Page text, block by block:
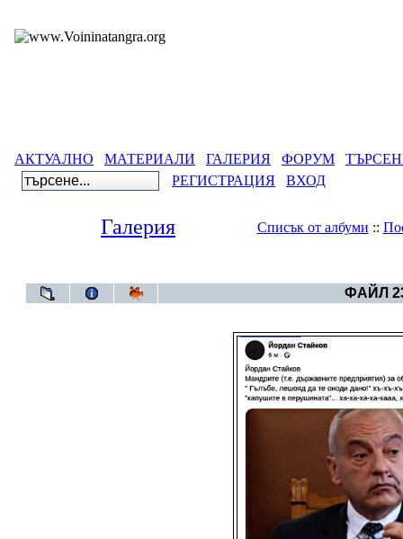
АКТУАЛНО МАТЕРИАЛИ ГАЛЕРИЯ ФОРУМ
РЕГИСТРАЦИЯ
ВХОД
Галерия Списък от албуми ::
ФАЙЛ